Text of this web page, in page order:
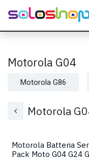
Passa al contenuto
Motorola G04
Motorola G86
Motorola
Motorola Batteria
Pack Moto G04 G24